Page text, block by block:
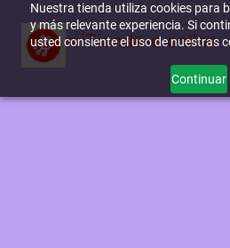
Nuestra tienda utiliza cookies para
y más relevante experiencia. Si
usted consiente el uso de nuestras
Continuar
miTienda-e.online